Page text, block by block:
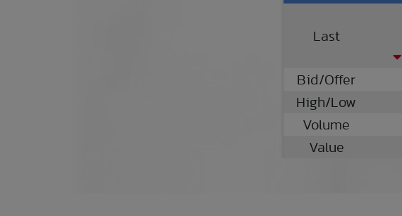
Last
Bid/Offer
High/Low
Volume
Value